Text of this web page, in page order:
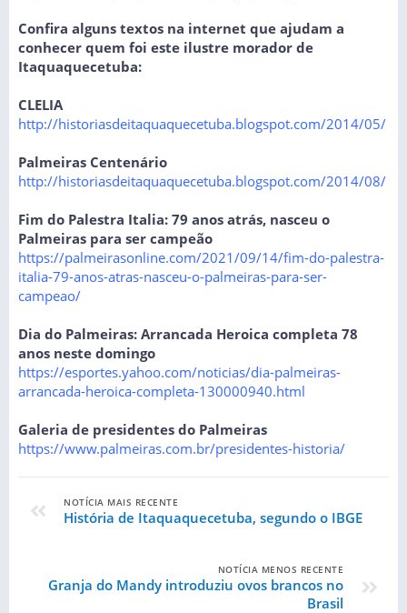
Confira alguns textos na internet que ajudam a
conhecer quem foi este ilustre morador de
Itaquaquecetuba:
CLELIA
http://historiasdeitaquaquecetuba.blogspot.com/2014/05/
Palmeiras Centenário
http://historiasdeitaquaquecetuba.blogspot.com/2014/08/
Fim do Palestra Italia: 79 anos atrás, nasceu o
Palmeiras para ser campeão
https://palmeirasonline.com/2021/09/14/fim-do-palestra-
italia-79-anos-atras-nasceu-o-palmeiras-para-ser-
campeao/
Dia do Palmeiras: Arrancada Heroica completa 78
anos neste domingo
https://esportes.yahoo.com/noticias/dia-palmeiras-
arrancada-heroica-completa-130000940.html
Galeria de presidentes do Palmeiras
https://www.palmeiras.com.br/presidentes-historia/
NOTÍCIA MAIS RECENTE
História de Itaquaquecetuba, segundo o IBGE
NOTÍCIA MENOS RECENTE
Granja do Mandy introduziu ovos brancos no
Brasil